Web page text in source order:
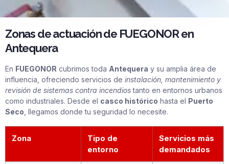
Zonas de actuación de FUEGONOR en
Antequera
En FUEGONOR cubrimos toda Antequera y su amplia área de
influencia, ofreciendo servicios de instalación, mantenimiento y
revisión de sistemas contra incendiostanto en entornos urbanos
como industriales. Desde el casco histórico hasta el Puerto
Seco , llegamos donde tu seguridad lo necesite.
Zona
Tipo de
entorno
Servicios más
demandados